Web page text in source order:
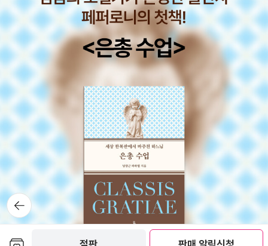
토인비의 저술을 보편적 역사법칙이 아니라 하나의 역사관으로 받아
들이는 것처럼, 『주역』을 나머지 사서삼경과 다른 유교 저술이 그러
하듯 윤리학 차원에서는 문제없이 수용할 수 있는 것처럼, 음양오행
명리학도, 한창 잘나갈 때 교만하지 않고 일이 잘 풀리지 않을 때 좌절
하지 않는, 바꾸어 말해 '일희일비'하지 않을 것을 가르쳐주는 '순환적
세계관'에 관한 하나의 흥미로운 이론체계 정도로 받아들이면 어떨까
싶다. 호호당 김태규 선생은 일찍이 2001년경부터 프레시안에 '명리
학' 연재를 하셨고(https://www.pressian.com/pages/articles/
110639?no=110639), 지금은 블로그에서 꾸준히 글을 쓰고 계신
데(http://www.hohodang.com/; https://hohodang.tistory.c
om/), 2014년경부터는 '자연순환운명학'이라는 이름하에 프톨레마
이오스의 '주전원'(epicycle; 원의 둘레를 도는 원) 개념에 착안한 3
60년 순환, 60년 순환, 60개월 순환과 그보다 작은 마디들의 순환에
관하여 쓰고 계신다(이는 일반적 명리학에는 없는 개념이다. 한편 주
뒤로가
기